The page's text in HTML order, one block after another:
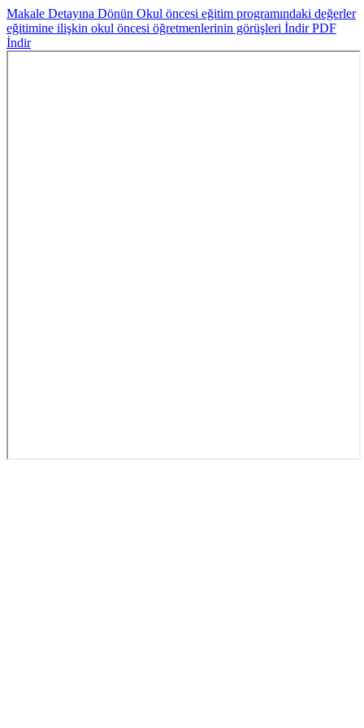
Makale Detayına Dönün Okul öncesi eğitim programındaki değerler
eğitimine ilişkin okul öncesi öğretmenlerinin görüşleri İndirPDF
İndir